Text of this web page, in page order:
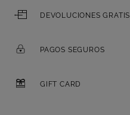
DEVOLUCIONES GRATIS
PAGOS SEGUROS
GIFT CARD